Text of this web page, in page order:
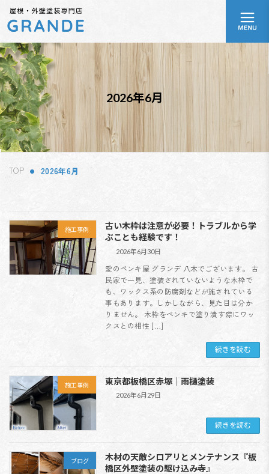
テ
ン
ツ
へ
ス
キ
ッ
プ
ゲ
ー
シ
ョ
ン
に
移
動
ン
2026年6月
TOP 2026年6月
施工事例
古い木枠は注意が必要！トラブルから学
ぶことも経験です！
2026年6月30日
愛のペンキ屋 グランデ 八木でございます。 古
民家で一見、塗装されていないような木枠で
も、ワックス系の防腐剤などが施されている
事もあります。しかしながら、見た目は分か
りません。 木枠をペンキで塗り潰す際にワッ
クスとの相性 […]
続きを読む
施工事例 東京都板橋区赤塚｜雨樋塗装
2026年6月29日
続きを読む
ブログ
木材の天敵シロアリとメンテナンス『板
橋区外壁塗装の駆け込み寺』